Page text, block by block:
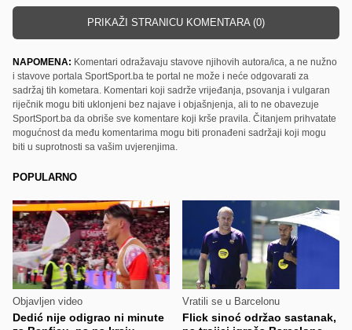
PRIKAŽI STRANICU KOMENTARA (0)
NAPOMENA: Komentari odražavaju stavove njihovih autora/ica, a ne nužno
i stavove portala SportSport.ba te portal ne može i neće odgovarati za
sadržaj tih kometara. Komentari koji sadrže vrijeđanja, psovanja i vulgaran
riječnik mogu biti uklonjeni bez najave i objašnjenja, ali to ne obavezuje
SportSport.ba da obriše sve komentare koji krše pravila. Čitanjem prihvatate
mogućnost da među komentarima mogu biti pronađeni sadržaji koji mogu
biti u suprotnosti sa vašim uvjerenjima.
POPULARNO
Objavljen video
Dedić nije odigrao ni minute
Vratili se u Barcelonu
Flick sinoć održao sastanak,